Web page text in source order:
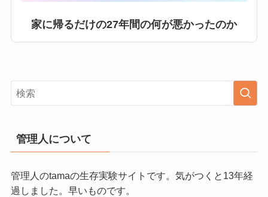
家に帰るだけの27年間の何が悪かったのか
管理人について
管理人のtamaの生存実験サイトです。気がつくと13年経
過しました。早いものです。